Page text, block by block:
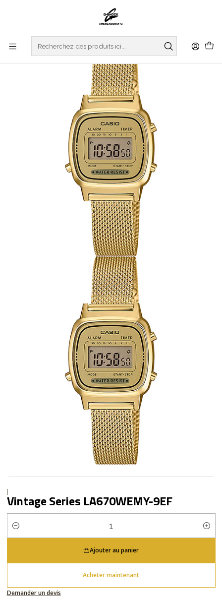
CASIO COLLECTION
Vintage Series LA670WEMY-9EF
|
Vintage Series LA670WEMY-9EF
Quantité
Ajouter au panier
Acheter maintenant
Demander un devis